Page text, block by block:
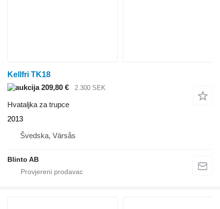
Kellfri TK18
209,80 €
2.300 SEK
Hvataljka za trupce
2013
Švedska, Värsås
Blinto AB